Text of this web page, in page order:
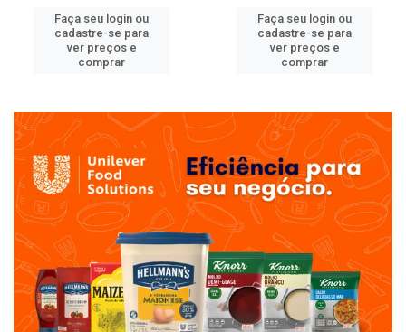
Faça seu login ou
cadastre-se para
ver preços e
comprar
Faça seu login ou
cadastre-se para
ver preços e
comprar